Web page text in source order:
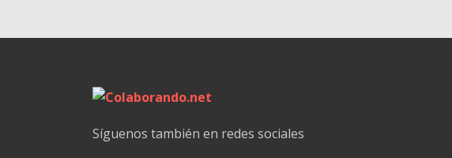
Síguenos también en redes sociales